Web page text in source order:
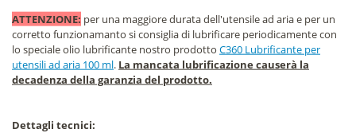
ATTENZIONE: per una maggiore durata dell'utensile ad aria e per un
corretto funzionamanto si consiglia di lubrificare periodicamente con
lo speciale olio lubrificante nostro prodotto C360 Lubrificante per
utensili ad aria 100 ml. La mancata lubrificazione causerà la
decadenza della garanzia del prodotto.
Dettagli tecnici: